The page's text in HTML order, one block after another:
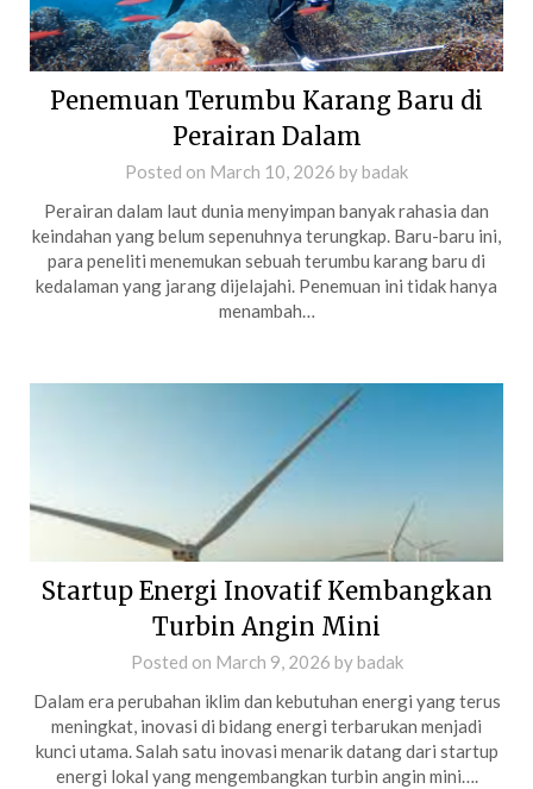
Penemuan Terumbu Karang Baru di
Perairan Dalam
Posted on March 10, 2026 bybadak
Perairan dalam laut dunia menyimpan banyak rahasia dan
keindahan yang belum sepenuhnya terungkap. Baru-baru ini,
para peneliti menemukan sebuah terumbu karang baru di
kedalaman yang jarang dijelajahi. Penemuan ini tidak hanya
menambah…
Startup Energi Inovatif Kembangkan
Turbin Angin Mini
Posted on March 9, 2026 bybadak
Dalam era perubahan iklim dan kebutuhan energi yang terus
meningkat, inovasi di bidang energi terbarukan menjadi
kunci utama. Salah satu inovasi menarik datang dari startup
energi lokal yang mengembangkan turbin angin mini….